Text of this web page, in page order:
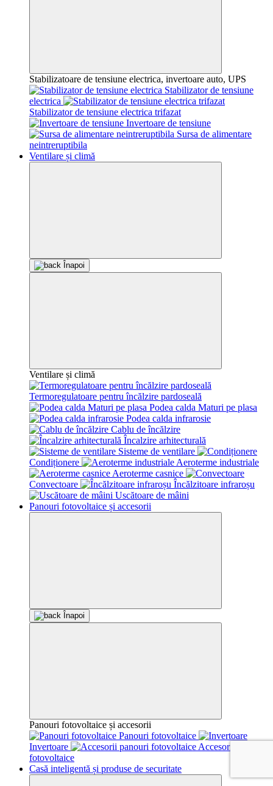
Stabilizatoare de tensiune electrica, invertoare auto, UPS
Stabilizator de tensiune
electrica
Stabilizator de tensiune electrica trifazat
Invertoare de tensiune
Sursa de alimentare
neintreruptibila
Ventilare și climă
Înapoi
Ventilare și climă
Termoregulatoare pentru încălzire pardoseală
Podea calda Maturi pe plasa
Podea calda infrarosie
Cablu de încălzire
Încalzire arhitecturală
Sisteme de ventilare
Condiționere
Aeroterme industriale
Aeroterme casnice
Convectoare
Încălzitoare infraroșu
Uscătoare de mâini
Panouri fotovoltaice și accesorii
Înapoi
Panouri fotovoltaice și accesorii
Panouri fotovoltaice
Invertoare
Accesorii panouri
fotovoltaice
Casă inteligentă și produse de securitate